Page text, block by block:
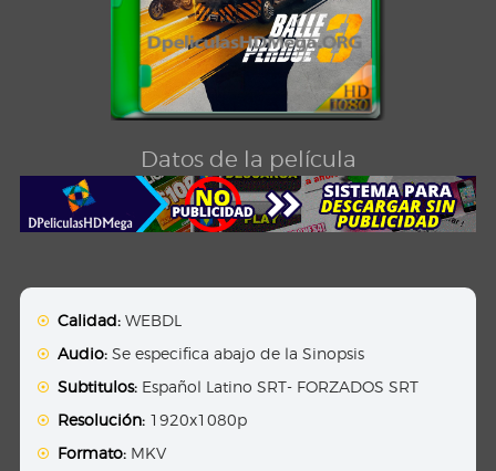
Datos de la película
Calidad: WEBDL
Audio: Se especifica abajo de la Sinopsis
Subtitulos: Español Latino SRT- FORZADOS SRT
Resolución: 1920x1080p
Formato: MKV